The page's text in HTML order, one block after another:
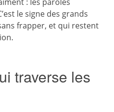
le signe des grands
frapper, et qui restent
traverse les